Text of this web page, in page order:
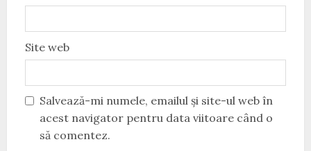
Site web
Salvează-mi numele, emailul și site-ul web în
acest navigator pentru data viitoare când o
să comentez.